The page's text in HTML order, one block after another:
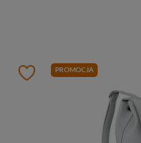
PROMOCJA